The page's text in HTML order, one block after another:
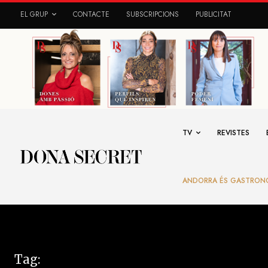
EL GRUP CONTACTE SUBSCRIPCIONS PUBLICITAT
TV REVISTES
ANDORRA ÉS
Tag: